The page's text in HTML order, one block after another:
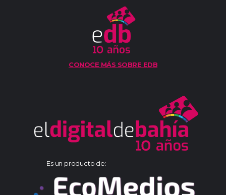
CONOCE MÁS SOBRE EDB
Es un producto de: